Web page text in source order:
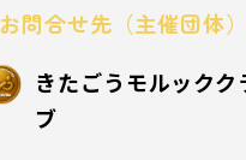
お問合せ先（主催団体）
きたごうモルックク
ブ